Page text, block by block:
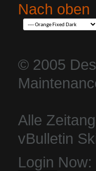
Nach oben
© 2005
Alle
vBulletin
Login Now: